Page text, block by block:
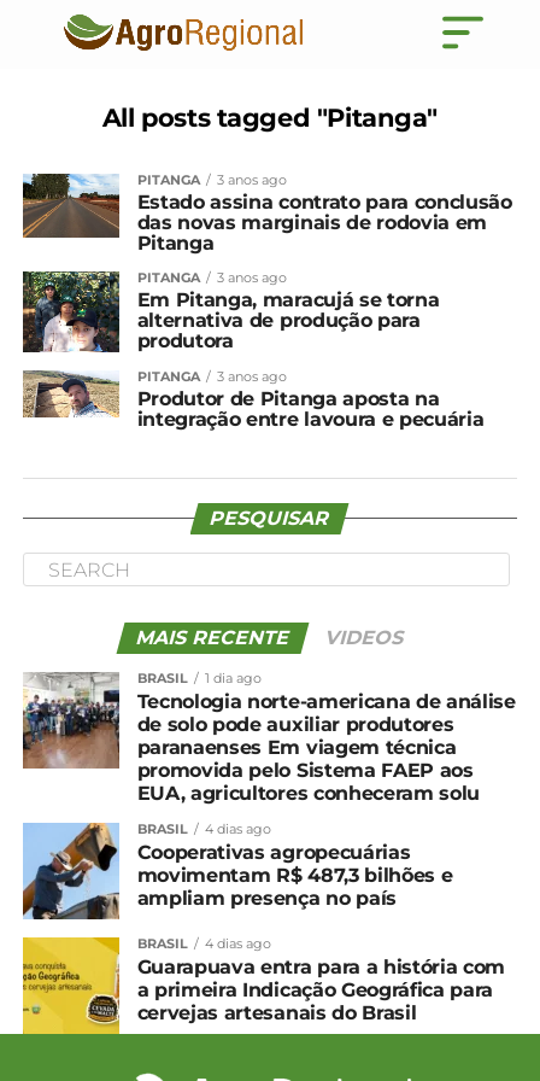
All posts tagged "Pitanga"
PITANGA 3 anos ago
Estado assina contrato para conclusão
das novas marginais de rodovia em
Pitanga
PITANGA 3 anos ago
Em Pitanga, maracujá se torna
alternativa de produção para
produtora
PITANGA 3 anos ago
Produtor de Pitanga aposta na
integração entre lavoura e pecuária
PESQUISAR
MAIS RECENTE VIDEOS
BRASIL 1 dia ago
Tecnologia norte-americana de análise
de solo pode auxiliar produtores
paranaenses Em viagem técnica
promovida pelo Sistema FAEP aos
EUA, agricultores conheceram solu
BRASIL 4 dias ago
Cooperativas agropecuárias
movimentam R$ 487,3 bilhões e
ampliam presença no país
BRASIL 4 dias ago
Guarapuava entra para a história com
a primeira Indicação Geográfica para
cervejas artesanais do Brasil